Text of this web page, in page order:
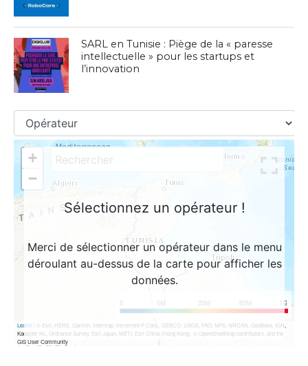
SARL en Tunisie : Piège de la « paresse
intellectuelle » pour les startups et
l’innovation